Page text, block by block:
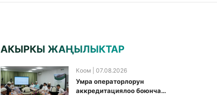
АКЫРКЫ ЖАҢЫЛЫКТАР
Коом | 07.08.2026
Умра операторлорун
аккредитациялоо боюнча